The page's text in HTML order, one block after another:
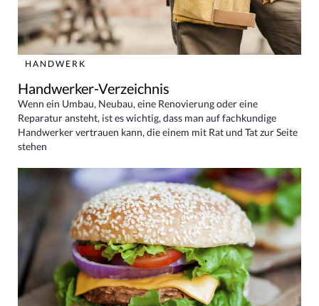
HANDWERK
Handwerker-Verzeichnis
Wenn ein Umbau, Neubau, eine Renovierung oder eine
Reparatur ansteht, ist es wichtig, dass man auf fachkundige
Handwerker vertrauen kann, die einem mit Rat und Tat zur Seite
stehen